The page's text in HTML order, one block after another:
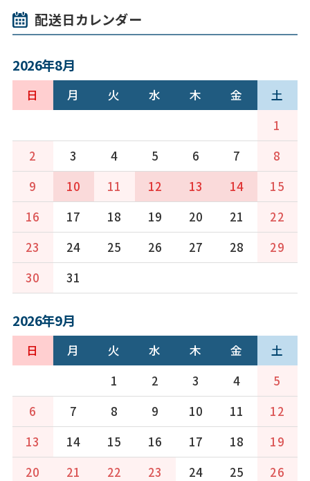
配送日カレンダー
2026年8月
日 月 火 水 木 金
土
1
2
3 4 5 6 7
8
9
10 11 12 13 14
15
16
17 18 19 20 21
22
23
24 25 26 27 28
29
30
31
2026年9月
日 月 火 水 木 金
土
1
2 3 4
5
6
7 8 9 10 11
12
13
14 15 16 17 18
19
20
21 22 23 24 25
26